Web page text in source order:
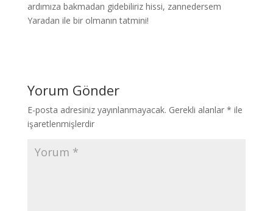
ardımıza bakmadan gidebiliriz hissi, zannedersem
Yaradan ile bir olmanın tatmini!
Yorum Gönder
E-posta adresiniz yayınlanmayacak. Gerekli alanlar * ile
işaretlenmişlerdir